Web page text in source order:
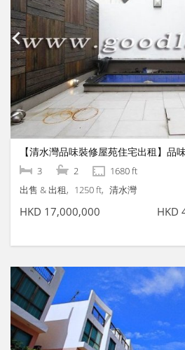
【清水灣品味裝修屋苑住宅出租】品
3 2
1680 ft
出售 & 出租
1250 ft 清水灣
HKD 17,000,000 HKD